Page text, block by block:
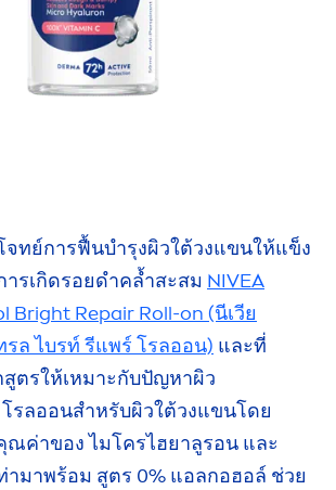
ทย์การฟื้นบำรุงผิวใต้วงแขนให้แข็ง
รเกิดรอยดำคล้ำสะสม NIVEA
Bright Repair Roll-on (นีเวีย
รลไบรท์ รีแพร์ โรลออน) และที่
ตรให้เหมาะกับปัญหาผิว
โรลออนสำหรับผิวใต้วงแขนโดย
ณค่าของไมโครไฮยาลูรอน และ
ามาพร้อม สูตร 0% แอลกอฮอล์ ช่วย